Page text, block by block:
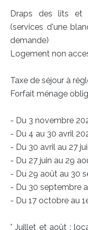
Draps des lits et
(services d'une
demande)
Logement non
Taxe de séjour à
Forfait ménage
- Du 3 novembre
- Du 4 au 30 avril
- Du 30 avril au 27
- Du 27 juin au 29
- Du 29 août au 30
- Du 30 septembre
- Du 17 octobre au
° Juillet et août :